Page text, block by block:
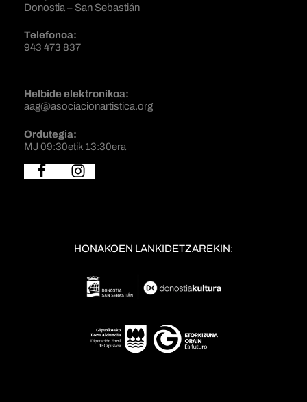
Donostia – San Sebastián
Telefonoa:
943 473 837
Helbide elektronikoa:
aag@asociacionartistica.org
Ordutegia:
MJ 09:30etik 13:30era
HONAKOEN LANKIDETZAREKIN: